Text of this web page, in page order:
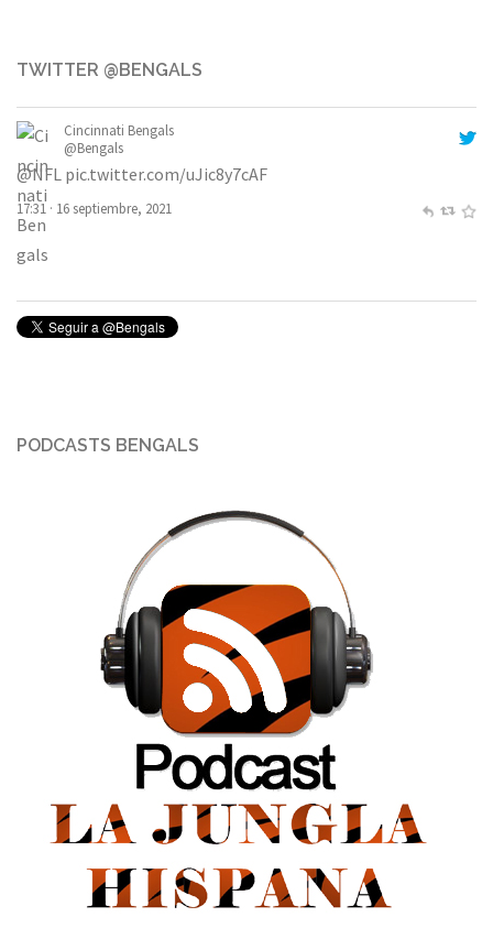
TWITTER @BENGALS
Cincinnati Bengals
@Bengals
@NFL pic.twitter.com/uJic8y7cAF
17:31 · 16 septiembre, 2021
PODCASTS BENGALS